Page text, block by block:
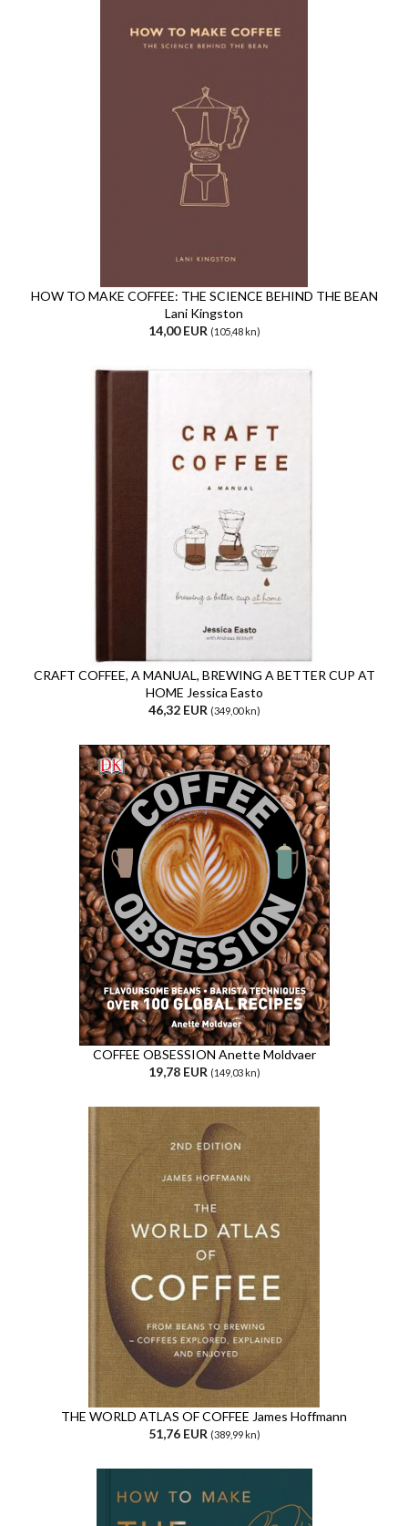
HOW TO MAKE COFFEE: THE SCIENCE BEHIND THE BEAN
Lani Kingston
14,00 EUR (105,48 kn)
CRAFT COFFEE, A MANUAL, BREWING A BETTER CUP AT
HOME Jessica Easto
46,32 EUR (349,00 kn)
COFFEE OBSESSION Anette Moldvaer
19,78 EUR (149,03 kn)
THE WORLD ATLAS OF COFFEE James Hoffmann
51,76 EUR (389,99 kn)